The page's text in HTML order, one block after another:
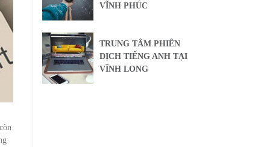
VĨNH PHÚC
TRUNG TÂM PHIÊN
DỊCH TIẾNG ANH TẠI
VĨNH LONG